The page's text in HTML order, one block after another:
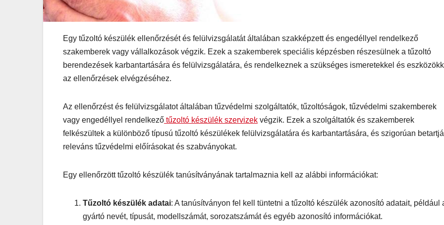
Egy tűzoltó készülék ellenőrzését és felülvizsgálatát általában szakképzett és engedéllyel rendelkező
szakemberek vagy vállalkozások végzik. Ezek a szakemberek speciális képzésben részesülnek a tűzoltó
berendezések karbantartására és felülvizsgálatára, és rendelkeznek a szükséges ismeretekkel és
az ellenőrzések elvégzéséhez.
Az ellenőrzést és felülvizsgálatot általában tűzvédelmi szolgáltatók, tűzoltóságok, tűzvédelmi szakemberek
vagy engedéllyel rendelkező tűzoltó készülék szervizek végzik. Ezek a szolgáltatók és szakemberek
felkészültek a különböző típusú tűzoltó készülékek felülvizsgálatára és karbantartására, és szigorúan
releváns tűzvédelmi előírásokat és szabványokat.
Egy ellenőrzött tűzoltó készülék tanúsítványának tartalmaznia kell az alábbi információkat:
Tűzoltó készülék adatai: A tanúsítványon fel kell tüntetni a tűzoltó készülék azonosító adatait, például
gyártó nevét, típusát, modellszámát, sorozatszámát és egyéb azonosító információkat.